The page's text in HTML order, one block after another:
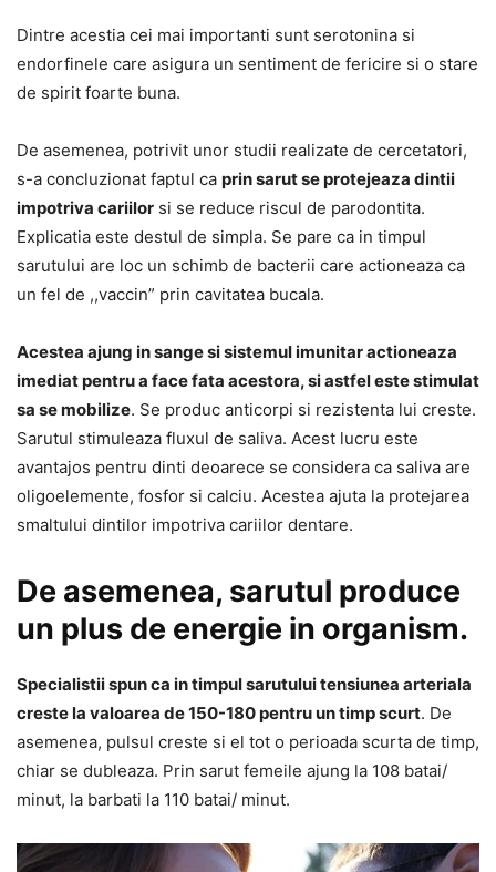
Dintre acestia cei mai importanti sunt serotonina si
endorfinele care asigura un sentiment de fericire si o stare
de spirit foarte buna.
De asemenea, potrivit unor studii realizate de cercetatori,
s-a concluzionat faptul ca prin sarut se protejeaza dintii
impotriva cariilor si se reduce riscul de parodontita.
Explicatia este destul de simpla. Se pare ca in timpul
sarutului are loc un schimb de bacterii care actioneaza ca
un fel de ,,vaccin” prin cavitatea bucala.
Acestea ajung in sange si sistemul imunitar actioneaza
imediat pentru a face fata acestora, si astfel este stimulat
sa se mobilize. Se produc anticorpi si rezistenta lui creste.
Sarutul stimuleaza fluxul de saliva. Acest lucru este
avantajos pentru dinti deoarece se considera ca saliva are
oligoelemente, fosfor si calciu. Acestea ajuta la protejarea
smaltului dintilor impotriva cariilor dentare.
De asemenea, sarutul produce
un plus de energie in organism.
Specialistii spun ca in timpul sarutului tensiunea arteriala
creste la valoarea de 150-180 pentru un timp scurt. De
asemenea, pulsul creste si el tot o perioada scurta de timp,
chiar se dubleaza. Prin sarut femeile ajung la 108 batai/
minut, la barbati la 110 batai/ minut.